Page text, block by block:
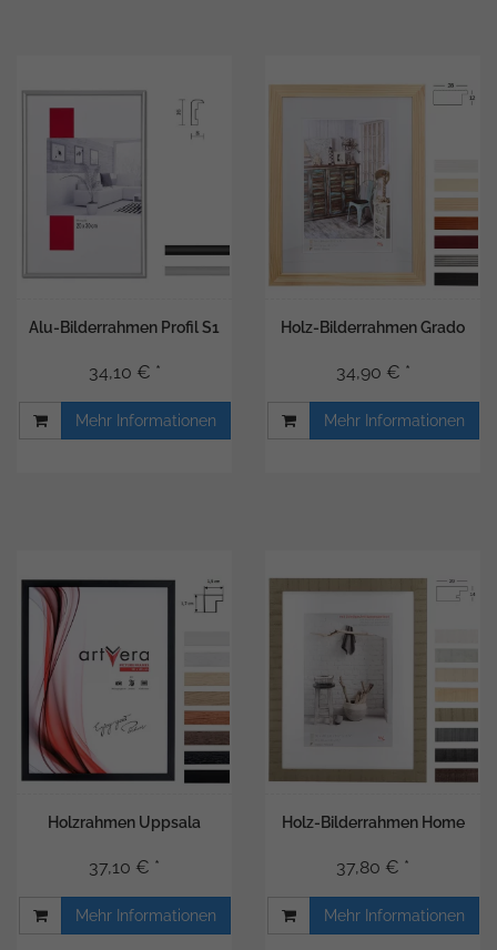
Alu-Bilderrahmen Profil S1
34,10 € *
Mehr Informationen
Holz-Bilderrahmen Grado
34,90 € *
Mehr Informationen
Holzrahmen Uppsala
37,10 € *
Mehr Informationen
Holz-Bilderrahmen Home
37,80 € *
Mehr Informationen